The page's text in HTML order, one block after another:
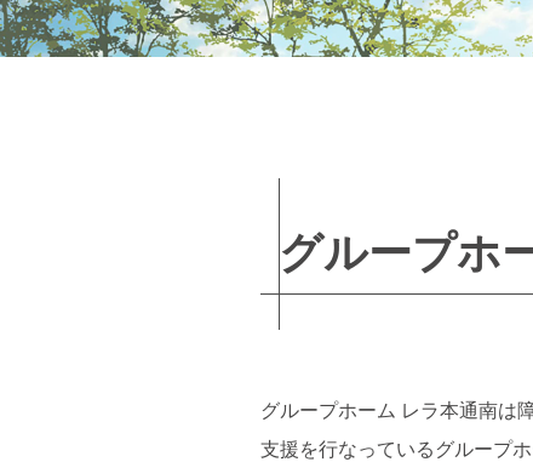
グループホ
グループホーム レラ本通南は
支援を行なっているグループ